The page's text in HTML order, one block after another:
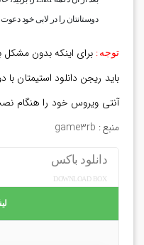
دوستانتان را در لابی خود دعوت
توجه : برای اینکه بدون
باید ریجن دانلود استیمتان
آنتی ویروس خود را هنگام
منبع: game3rb
دانلود باکس